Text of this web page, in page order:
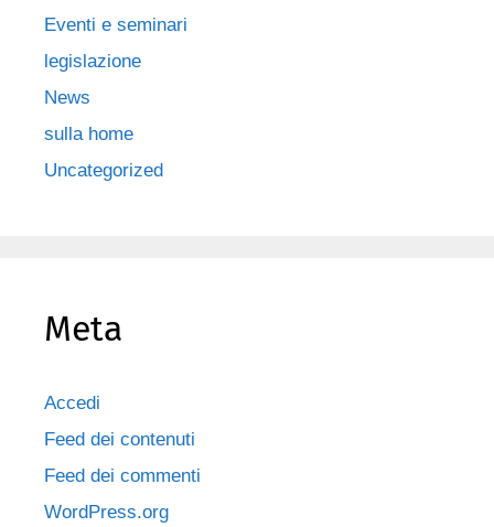
Eventi e seminari
legislazione
News
sulla home
Uncategorized
Meta
Accedi
Feed dei contenuti
Feed dei commenti
WordPress.org